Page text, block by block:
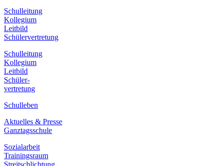
Schulleitung
Kollegium
Leitbild
Schülervertretung
Schulleitung
Kollegium
Leitbild
Schüler-
vertretung
Schulleben
Aktuelles & Presse
Ganztagsschule
Sozialarbeit
Trainingsraum
Streitschlichtung